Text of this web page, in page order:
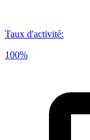
Taux d'activité:
100%